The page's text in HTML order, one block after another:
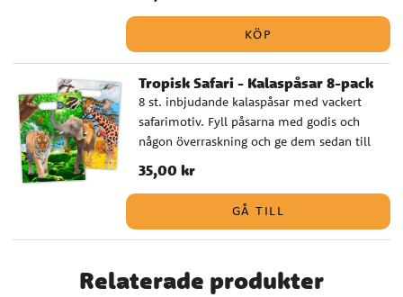
KÖP
Tropisk Safari - Kalaspåsar 8-pack
8 st. inbjudande kalaspåsar med vackert
safarimotiv. Fyll påsarna med godis och
någon överraskning och ge dem sedan till
kompisarna under kalaset.
Pris:35,00 kr
35,00 kr
GÅ TILL
Relaterade produkter